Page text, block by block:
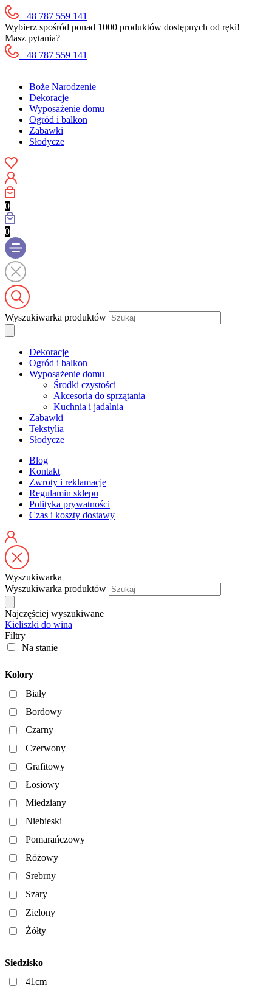
+48 787 559 141
Wybierz spośród ponad 1000 produktów dostępnych od ręki!
Masz pytania?
+48 787 559 141
Boże Narodzenie
Dekoracje
Wyposażenie domu
Ogród i balkon
Zabawki
Słodycze
0
0
Wyszukiwarka produktów
Dekoracje
Ogród i balkon
Wyposażenie domu
Środki czystości
Akcesoria do sprzątania
Kuchnia i jadalnia
Zabawki
Tekstylia
Słodycze
Blog
Kontakt
Zwroty i reklamacje
Regulamin sklepu
Polityka prywatności
Czas i koszty dostawy
Wyszukiwarka
Wyszukiwarka produktów
Najczęściej wyszukiwane
Kieliszki do wina
Filtry
Na stanie
Kolory
Biały
Bordowy
Czarny
Czerwony
Grafitowy
Łosiowy
Miedziany
Niebieski
Pomarańczowy
Różowy
Srebrny
Szary
Zielony
Żółty
Siedzisko
41cm